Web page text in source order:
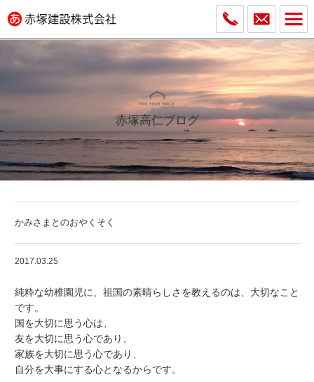
赤塚高仁ブログ
かみさまとのおやくそく
2017.03.25
純粋な幼稚園児に、祖国の素晴らしさを教えるのは、大切なこと
です。
国を大切に思う心は、
友を大切に思う心であり、
家族を大切に思う心であり、
自分を大事にする心となるからです。